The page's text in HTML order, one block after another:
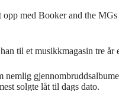
med Booker and the MGs
til et musikkmagasin tre år
solgte låt til dags dato.